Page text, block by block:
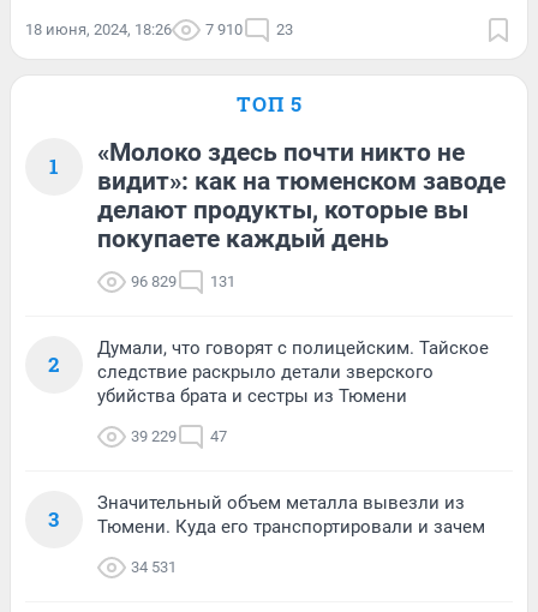
18 июня, 2024, 18:26 7 910 23
ТОП 5
1
«Молоко здесь почти никто не
видит»: как на тюменском заводе
делают продукты, которые вы
покупаете каждый день
96 829 131
2
Думали, что говорят с полицейским. Тайское
следствие раскрыло детали зверского
убийства брата и сестры из Тюмени
39 229 47
3
Значительный объем металла вывезли из
Тюмени. Куда его транспортировали и зачем
34 531